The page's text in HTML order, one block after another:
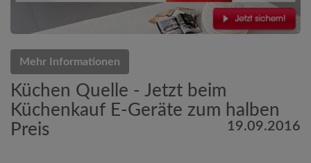
Mehr Informationen
Küchen Quelle - Jetzt beim
Küchenkauf E-Geräte zum halben
Preis
19.09.2016